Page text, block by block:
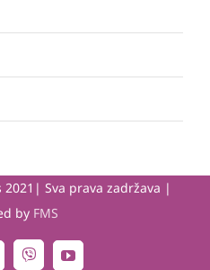
Sva prava zadržava |
by FMS
Viber YouTube